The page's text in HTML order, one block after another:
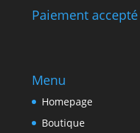
Paiement accepté
Menu
Homepage
Boutique